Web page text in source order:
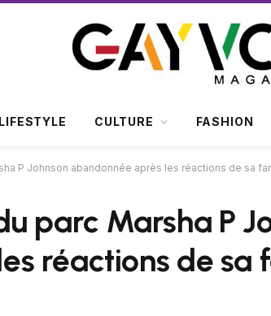
LIFESTYLE CULTURE FASHION
P Johnson abandonnée après les réactions de sa
parc Marsha P
réactions de sa